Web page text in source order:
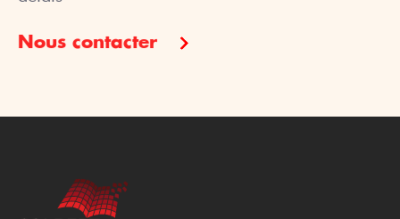
Nous contacter